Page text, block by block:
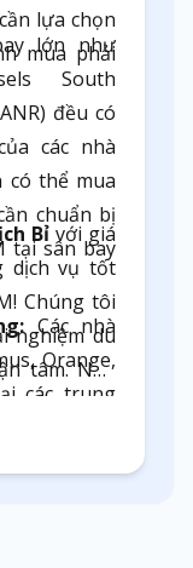
lựa chọn
mua phải
lớn như
South
đều có
các nhà
có thể mua
chuẩn bị
tại sân bay
Các nhà
Orange,
các trung
thường
Bỉ với giá
dịch vụ tốt
Chúng tôi
nghiệm du
tâm. Nếu
cước eSIM,
tôi nhé.